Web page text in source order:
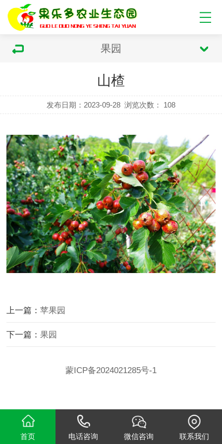
果园
山楂
发布日期：2023-09-28 浏览次数： 108
上一篇：苹果园
下一篇：果园
蒙ICP备2024021285号-1
首页 电话咨询 微信咨询 联系我们